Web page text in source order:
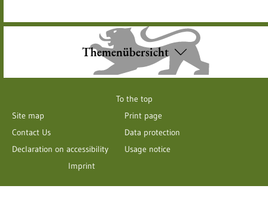
Themenübersicht
To the top
Site map
Print page
Contact Us
Data protection
Declaration on accessibility
Usage notice
Imprint